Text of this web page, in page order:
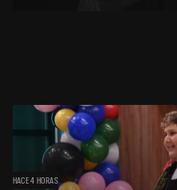
HACE 4 HORAS